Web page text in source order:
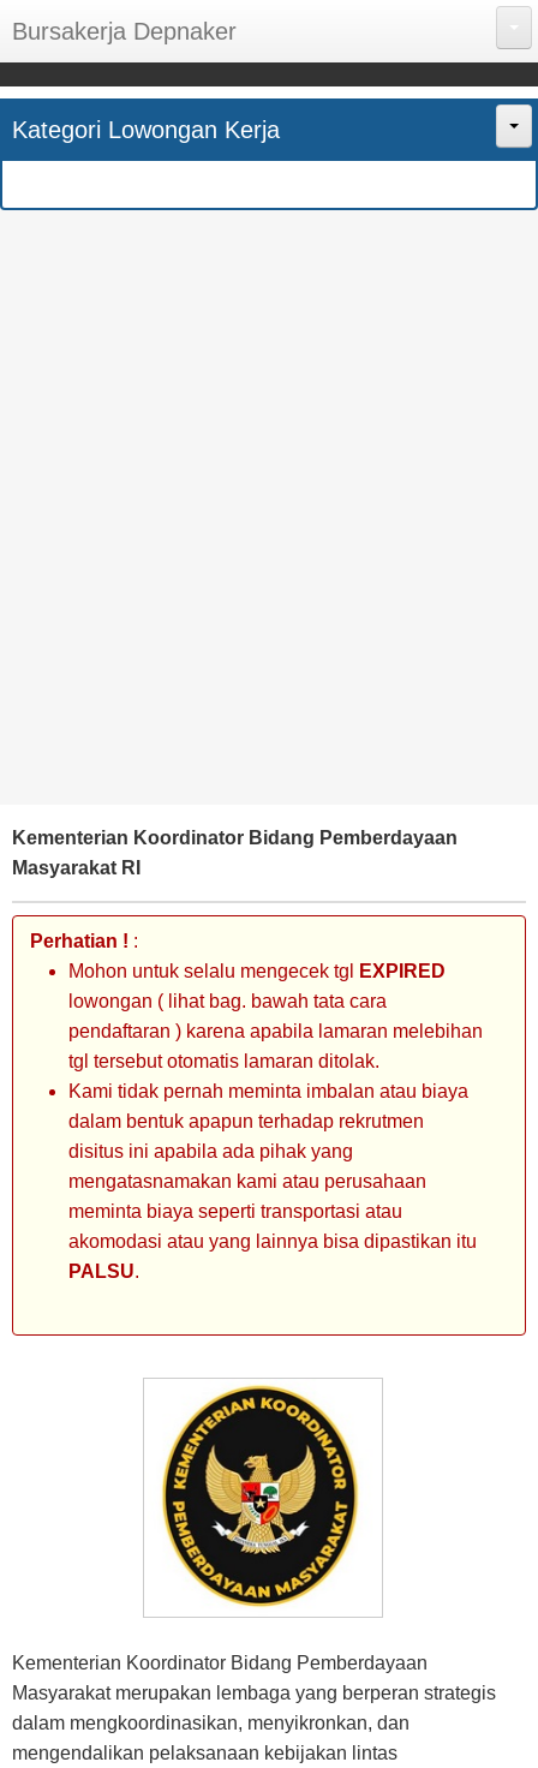
Bursakerja Depnaker
About Me
Disclaimer
Kategori Lowongan Kerja
Kementerian Koordinator Bidang Pemberdayaan
Masyarakat RI
Perhatian ! :
Mohon untuk selalu mengecek tgl
EXPIRED
lowongan ( lihat bag. bawah tata cara
pendaftaran ) karena apabila lamaran melebihan
tgl tersebut otomatis lamaran ditolak.
Kami tidak pernah meminta imbalan atau biaya
dalam bentuk apapun terhadap rekrutmen
disitus ini apabila ada pihak yang
mengatasnamakan kami atau perusahaan
meminta biaya seperti transportasi atau
akomodasi atau yang lainnya bisa dipastikan itu
PALSU.
Kementerian Koordinator Bidang Pemberdayaan
Masyarakat merupakan lembaga yang berperan strategis
dalam mengkoordinasikan, menyikronkan, dan
mengendalikan pelaksanaan kebijakan lintas